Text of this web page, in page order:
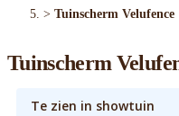
> Tuinscherm Velufence
Tuinscherm
Te zien in showtuin